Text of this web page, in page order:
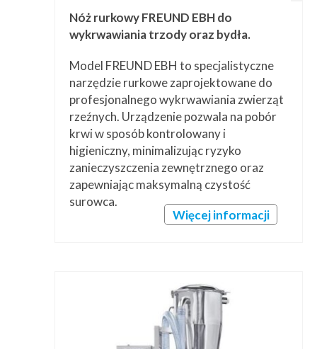
Nóż rurkowy FREUND EBH do
wykrwawiania trzody oraz bydła.
Model FREUND EBH to specjalistyczne
narzędzie rurkowe zaprojektowane do
profesjonalnego wykrwawiania zwierząt
rzeźnych. Urządzenie pozwala na pobór
krwi w sposób kontrolowany i
higieniczny, minimalizując ryzyko
zanieczyszczenia zewnętrznego oraz
zapewniając maksymalną czystość
surowca.
Więcej informacji